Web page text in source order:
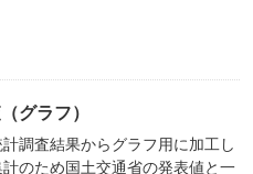
グラフ）
調査結果からグラフ用に加工し
のため国土交通省の発表値と一